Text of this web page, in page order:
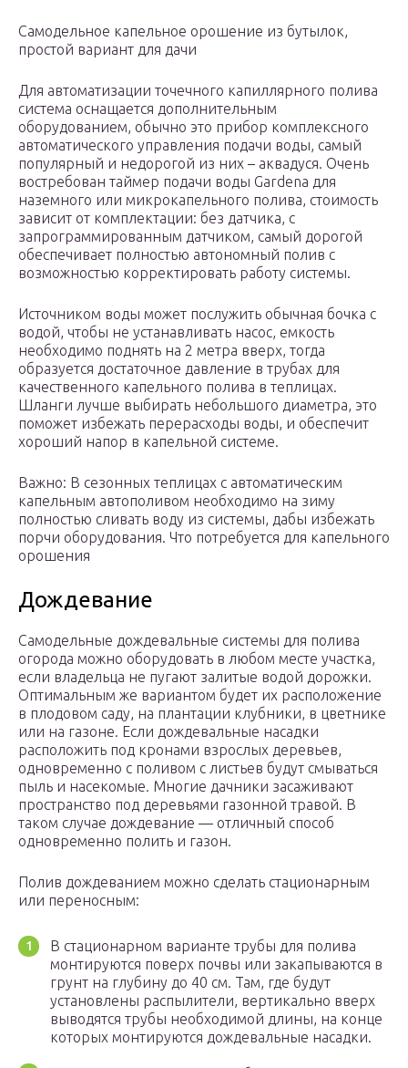
Самодельное капельное орошение из бутылок,
простой вариант для дачи
Для автоматизации точечного капиллярного полива
система оснащается дополнительным
оборудованием, обычно это прибор комплексного
автоматического управления подачи воды, самый
популярный и недорогой из них – аквадуся. Очень
востребован таймер подачи воды Gardena для
наземного или микрокапельного полива, стоимость
зависит от комплектации: без датчика, с
запрограммированным датчиком, самый дорогой
обеспечивает полностью автономный полив с
возможностью корректировать работу системы.
Источником воды может послужить обычная бочка с
водой, чтобы не устанавливать насос, емкость
необходимо поднять на 2 метра вверх, тогда
образуется достаточное давление в трубах для
качественного капельного полива в теплицах.
Шланги лучше выбирать небольшого диаметра, это
поможет избежать перерасходы воды, и обеспечит
хороший напор в капельной системе.
Важно: В сезонных теплицах с автоматическим
капельным автополивом необходимо на зиму
полностью сливать воду из системы, дабы избежать
порчи оборудования. Что потребуется для капельного
орошения
Дождевание
Самодельные дождевальные системы для полива
огорода можно оборудовать в любом месте участка,
если владельца не пугают залитые водой дорожки.
Оптимальным же вариантом будет их расположение
в плодовом саду, на плантации клубники, в цветнике
или на газоне. Если дождевальные насадки
расположить под кронами взрослых деревьев,
одновременно с поливом с листьев будут смываться
пыль и насекомые. Многие дачники засаживают
пространство под деревьями газонной травой. В
таком случае дождевание — отличный способ
одновременно полить и газон.
Полив дождеванием можно сделать стационарным
или переносным:
В стационарном варианте трубы для полива
монтируются поверх почвы или закапываются в
грунт на глубину до 40 см. Там, где будут
установлены распылители, вертикально вверх
выводятся трубы необходимой длины, на конце
которых монтируются дождевальные насадки.